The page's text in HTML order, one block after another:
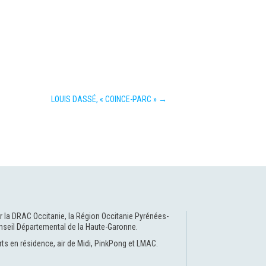
LOUIS DASSÉ, « COINCE-PARC » →
la DRAC Occitanie, la Région Occitanie Pyrénées-
Départemental de la Haute-Garonne
en résidence, air de Midi, PinkPong et LMAC